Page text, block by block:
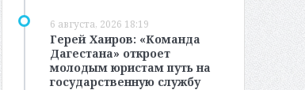
6 августа, 2026 18:19
Герей Хаиров: «Команда
Дагестана» откроет
молодым юристам путь на
государственную службу